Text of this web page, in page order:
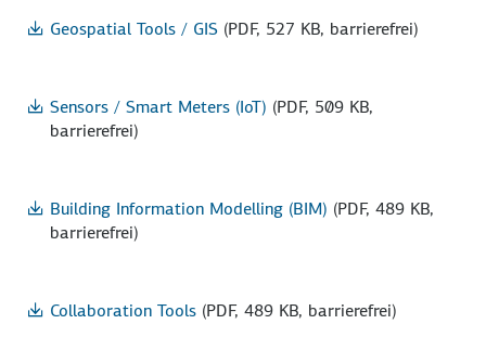
Geospatial Tools / GIS (PDF, 527 KB, barrierefrei)
Sensors / Smart Meters (IoT) (PDF, 509 KB,
barrierefrei)
Building Information Modelling (BIM) (PDF, 489 KB,
barrierefrei)
Collaboration Tools (PDF, 489 KB, barrierefrei)